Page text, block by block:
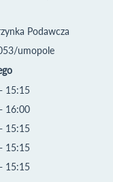
Podawcza
umopole
15:15
16:00
15:15
15:15
15:15